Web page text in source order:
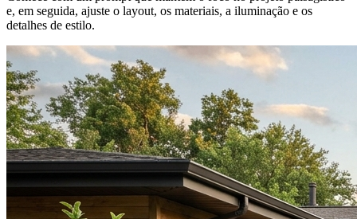
e, em seguida, ajuste o layout, os materiais, a iluminação e os
detalhes de estilo.